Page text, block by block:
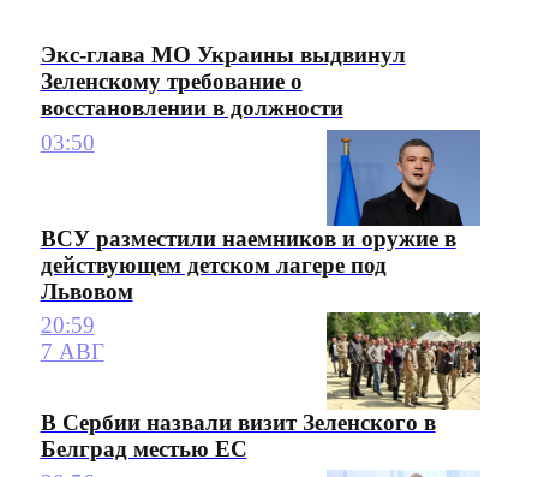
Экс-глава МО Украины выдвинул
Зеленскому требование о
восстановлении в должности
03:50
ВСУ разместили наемников и оружие в
действующем детском лагере под
Львовом
20:59
7 АВГ
В Сербии назвали визит Зеленского в
Белград местью ЕС